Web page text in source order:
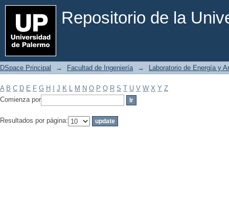
Repositorio de la
Filtrar por: Materia
DSpace Principal → Facultad de Ingeniería → Laboratorio de Energía y
A B C D E F G H J K L M N O P Q R S T U V W X Y Z
Comienza por
Resultados por página: